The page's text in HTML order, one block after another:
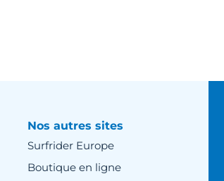
Nos autres sites
Surfrider Europe
Boutique en ligne